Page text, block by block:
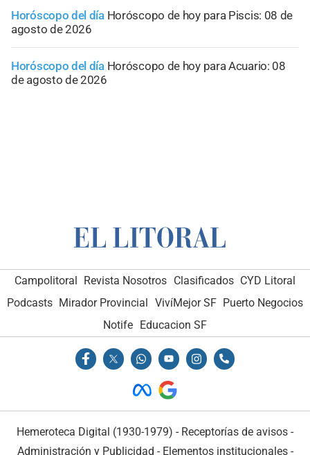
Horóscopo del día Horóscopo de hoy para Piscis: 08 de
agosto de 2026
Horóscopo del día Horóscopo de hoy para Acuario: 08
de agosto de 2026
Campolitoral Revista Nosotros Clasificados CYD Litoral
Podcasts Mirador Provincial VivíMejor SF Puerto Negocios
Notife
Educacion SF
Hemeroteca Digital (1930-1979) - Receptorías de avisos -
Administración y Publicidad - Elementos institucionales-